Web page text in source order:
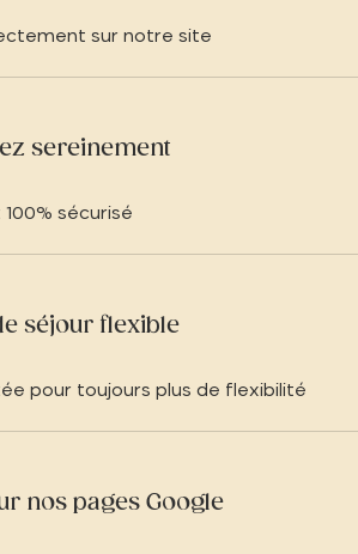
sur notre site
sereinement
sécurisé
séjour flexible
pour toujours plus de flexibilité
nos pages Google